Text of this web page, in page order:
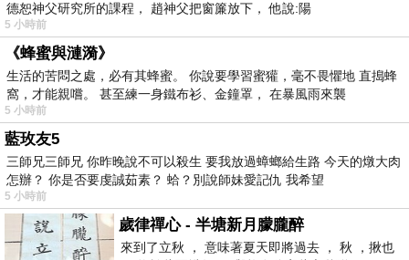
德恕神父研究所的課程， 趙神父把窗簾放下， 他說:陽
5 小時前
《蜂蜜與漣漪》
生活的苦悶之處，必有其蜂蜜。 你說要學習蜜獾，毫不畏懼地 直搗蜂
窩，才能親嚐。 甚至練一身鐵布衫、金鐘罩， 在暴風雨來襲
5 小時前
藍玫友5
三師兄三師兄 你昨晚說不可以殺生 要我放過蟑螂給生路 今天的燉大肉
怎辦？ 你是否要虔誠茹素？ 蛤？別說師妹愛記仇 我希望
5 小時前
歲律禪心 - 半塘新月朦朧醉
來到了立秋 ， 意味著夏天即將過去 ， 秋 ，揪也